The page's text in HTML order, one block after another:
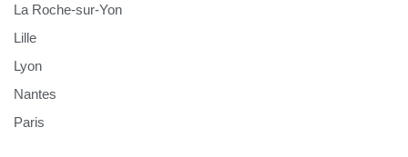
La Roche-sur-Yon
Lille
Lyon
Nantes
Paris